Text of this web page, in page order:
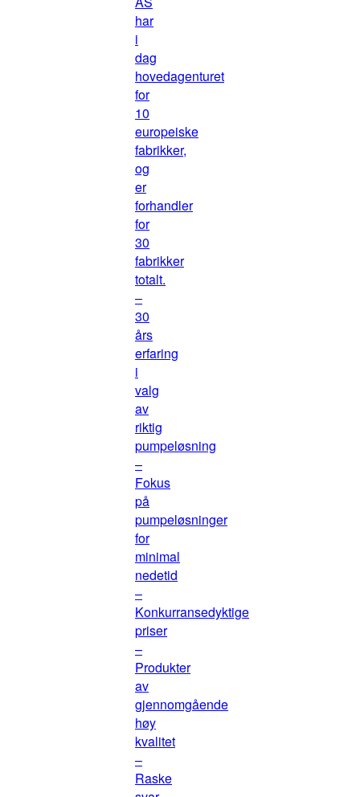
har
i
dag
hovedagenturet
for
10
europeiske
fabrikker,
og
er
forhandler
for
30
fabrikker
totalt.
–
30
års
erfaring
i
valg
av
riktig
pumpeløsning
–
Fokus
på
pumpeløsninger
for
minimal
nedetid
–
Konkurransedyktige
priser
–
Produkter
av
gjennomgående
høy
kvalitet
–
Raske